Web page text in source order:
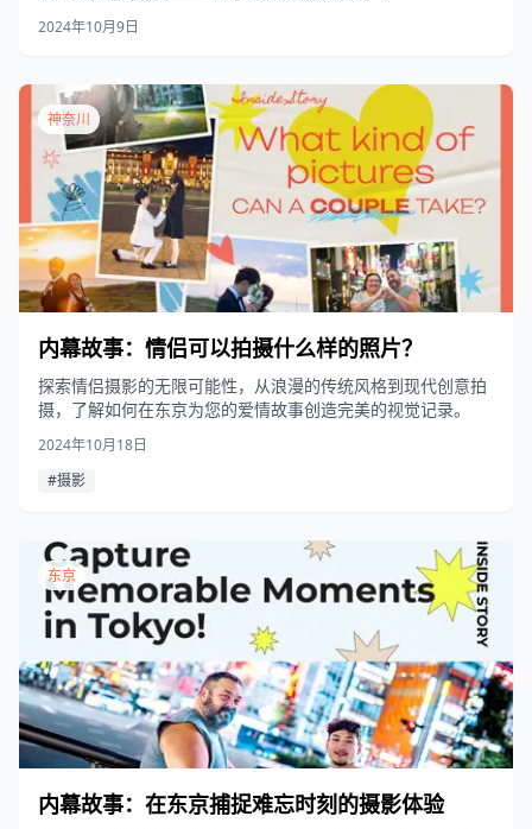
2024年10月9日
神奈川
内幕故事：情侣可以拍摄什么样的照片？
探索情侣摄影的无限可能性，从浪漫的传统风格到现代创意拍
摄，了解如何在东京为您的爱情故事创造完美的视觉记录。
2024年10月18日
#摄影
东京
内幕故事：在东京捕捉难忘时刻的摄影体验